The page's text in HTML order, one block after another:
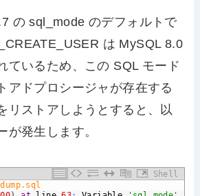
の sql_mode のデフォルトで
は MySQL 8.0
ているため、この SQL モード
アドプロシージャが存在する
リストアしようとすると、以
が発生します。
Shell